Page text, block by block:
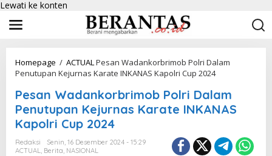
Lewati ke konten
Homepage / ACTUALPesan Wadankorbrimob Polri Dalam
Penutupan Kejurnas Karate INKANAS Kapolri Cup 2024
Pesan Wadankorbrimob Polri Dalam
Penutupan Kejurnas Karate INKANAS
Kapolri Cup 2024
Redaksi
Senin, 16 Desember 2024 - 15:29
ACTUAL, Berita, NASIONAL